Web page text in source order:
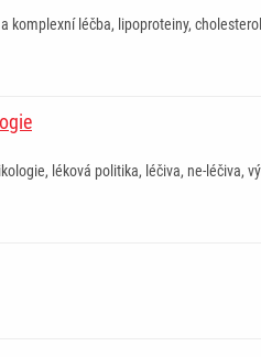
komplexní léčba, lipoproteiny,
léková politika, léčiva, ne-léčiva,